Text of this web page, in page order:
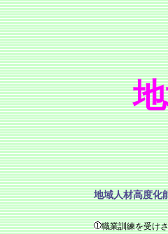
地域人材高度化
職業訓練を受け